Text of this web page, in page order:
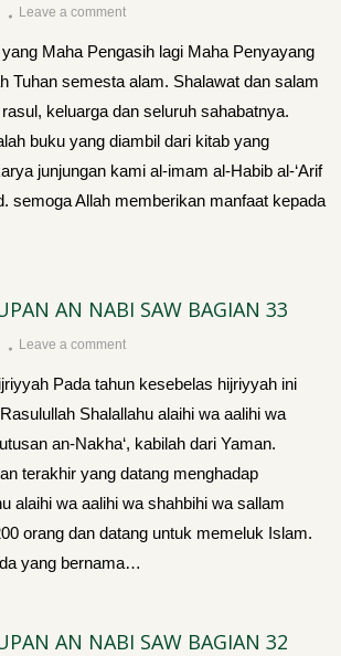
Leave a comment
Maha Pengasih lagi Maha Penyayang
Tuhan semesta alam. Shalawat dan salam
keluarga dan seluruh sahabatnya.
buku yang diambil dari kitab yang
junjungan kami al-imam al-Habib al-‘Arif
semoga Allah memberikan manfaat kepada
AN NABI SAW BAGIAN 33
Leave a comment
Pada tahun kesebelas hijriyyah ini
Shalallahu alaihi wa aalihi wa
an-Nakha‘, kabilah dari Yaman.
terakhir yang datang menghadap
alaihi wa aalihi wa shahbihi wa sallam
orang dan datang untuk memeluk Islam.
yang bernama…
AN NABI SAW BAGIAN 32